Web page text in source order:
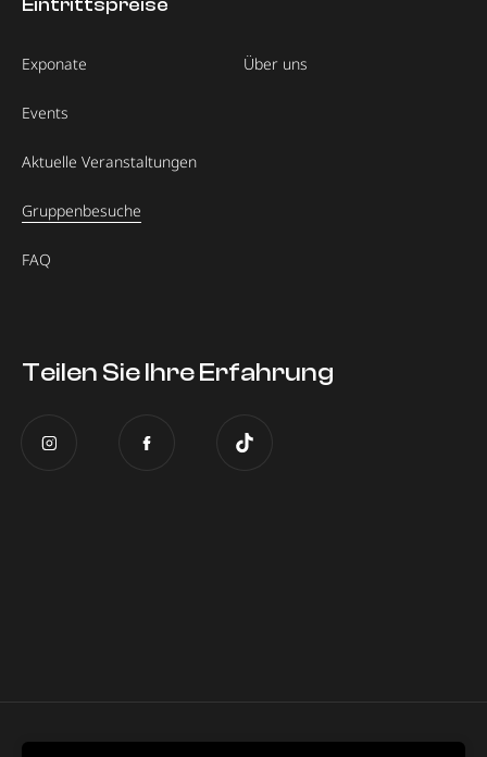
Eintrittspreise
Exponate
Events
Aktuelle Veranstaltungen
Gruppenbesuche
FAQ
Über uns
Teilen Sie Ihre Erfahrung